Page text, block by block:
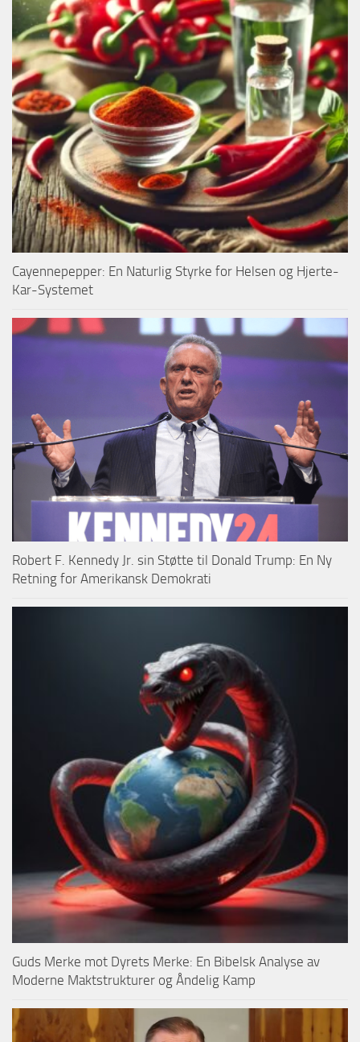
Cayennepepper: En Naturlig Styrke for Helsen og Hjerte-
Kar-Systemet
Robert F. Kennedy Jr. sin Støtte til Donald Trump: En Ny
Retning for Amerikansk Demokrati
Guds Merke mot Dyrets Merke: En Bibelsk Analyse av
Moderne Maktstrukturer og Åndelig Kamp